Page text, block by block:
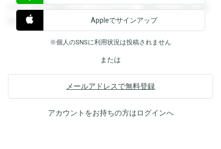
すると回答を閲覧することができます。登録すると回答を閲
覧することができます。
Appleでサインアップ
※個人のSNSに利用状況は投稿されません
または
メールアドレスで無料登録
アカウントをお持ちの方はログインへ